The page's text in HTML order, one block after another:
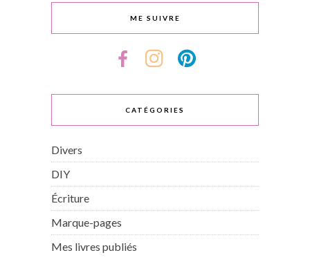
ME SUIVRE
CATÉGORIES
Divers
DIY
Écriture
Marque-pages
Mes livres publiés